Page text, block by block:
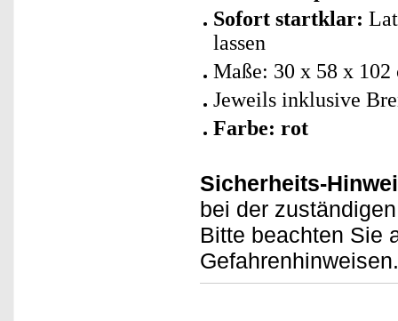
Sofort startklar:
lassen
Maße: 30 x 58 x 102
Jeweils inklusive
Farbe: rot
Sicherheits-
bei der
Bitte beachten Sie
Gefahrenhinweisen.